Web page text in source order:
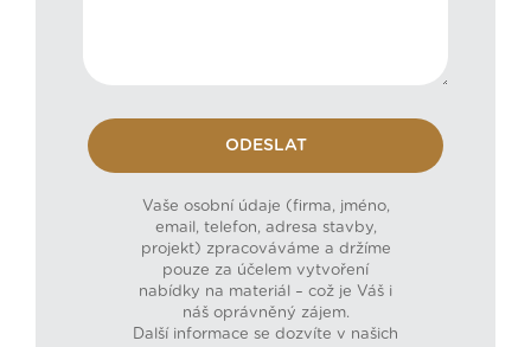
Vaše osobní údaje (firma, jméno,
email, telefon, adresa stavby,
projekt) zpracováváme a držíme
pouze za účelem vytvoření
nabídky na materiál – což je Váš i
náš oprávněný zájem.
Další informace se dozvíte v našich